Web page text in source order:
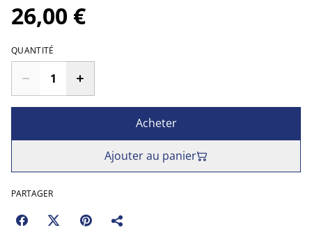
26,00 €
QUANTITÉ
Acheter
Ajouter au panier
PARTAGER